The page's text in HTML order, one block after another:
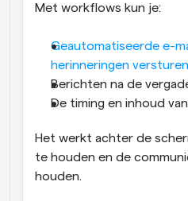
Met workflows kun je:
Geautomatiseerde e-
herinneringen versturen
Berichten na de
De timing en inhoud
Het werkt achter de
te houden en de
houden.